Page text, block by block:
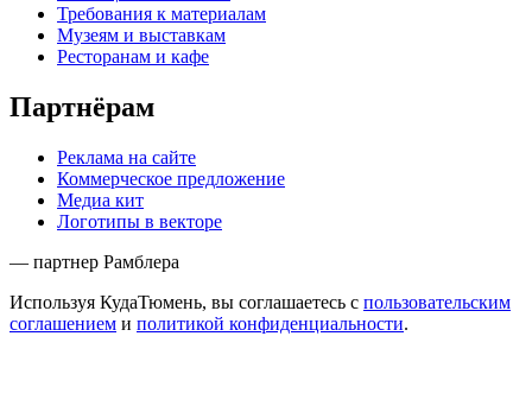
Требования к материалам
Музеям и выставкам
Ресторанам и кафе
Партнёрам
Реклама на сайте
Коммерческое предложение
Медиа кит
Логотипы в векторе
— партнер Рамблера
Используя КудаТюмень, вы соглашаетесь с пользовательским
соглашением и политикой конфиденциальности.